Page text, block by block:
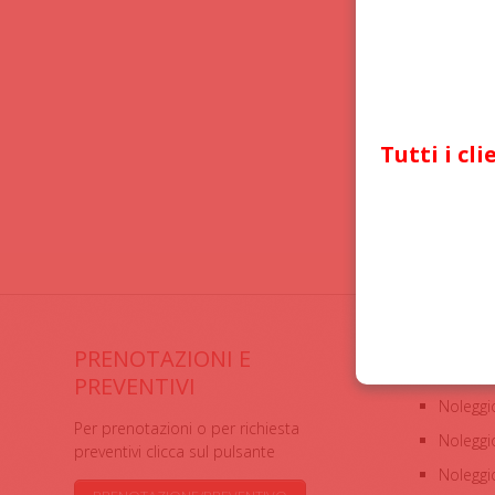
PRENOTAZIONI E
PREVENTIVI
Per prenotazioni o per richiesta
preventivi clicca sul pulsante
Tutti i